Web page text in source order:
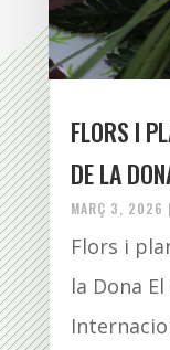
FLORS I
DE LA
MARÇ 3, 2026 |
Flors i
la Dona